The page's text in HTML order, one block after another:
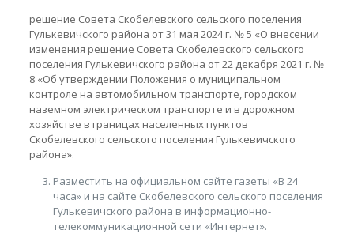
решение Совета Скобелевского сельского поселения
Гулькевичского района от 31 мая 2024 г. № 5 «О внесении
изменения решение Совета Скобелевского сельского
поселения Гулькевичского района от 22 декабря 2021 г. №
8 «Об утверждении Положения о муниципальном
контроле на автомобильном транспорте, городском
наземном электрическом транспорте и в дорожном
хозяйстве в границах населенных пунктов
Скобелевского сельского поселения Гулькевичского
района».
Разместить на официальном сайте газеты «В 24
часа» и на сайте Скобелевского сельского поселения
Гулькевичского района в информационно-
телекоммуникационной сети «Интернет».